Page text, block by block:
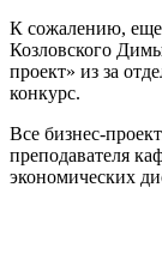
К сожалению,
Козловского
проект» из за
конкурс.
Все бизнес-
преподавателя
экономических